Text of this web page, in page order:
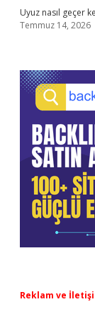
Uyuz nasıl geçer
Temmuz 14, 2026
Reklam ve